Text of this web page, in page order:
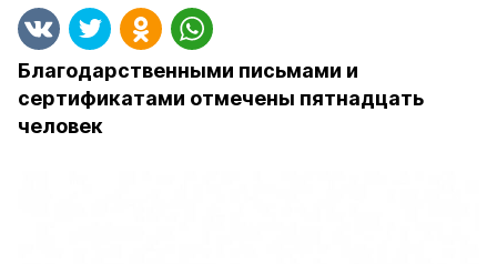
Благодарственными письмами и
сертификатами отмечены пятнадцать
человек